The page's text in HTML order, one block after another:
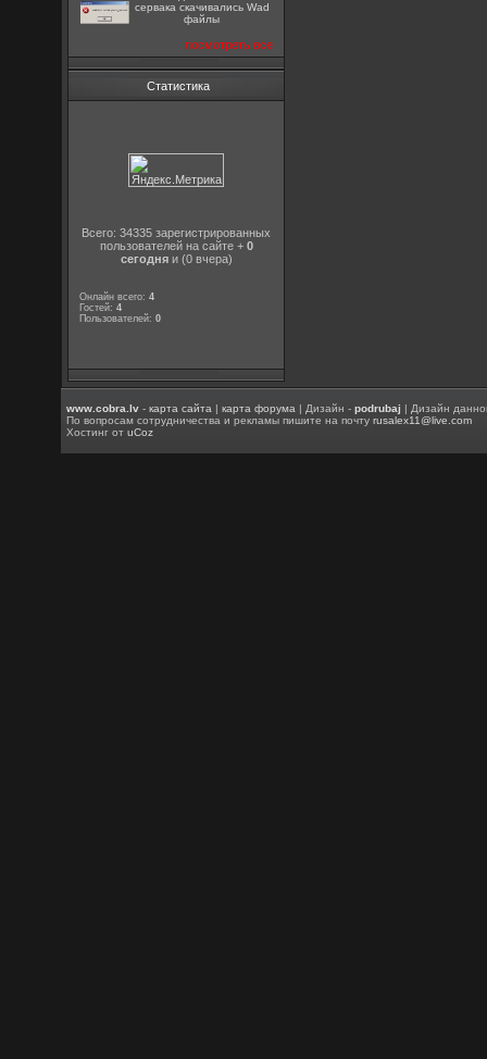
сервака скачивались Wad
файлы
посмотреть все
Статистика
Всего: 34335 зарегистрированных
пользователей на сайте + 0
сегодняи (0 вчера)
Онлайн всего:4
Гостей:4
Пользователей:0
www.cobra.lv -карта сайта |карта форума | Дизайн -podrubaj | Дизайн
По вопросам сотрудничества и рекламы пишите на почтуrusalex11@live.com
Хостинг отuCoz